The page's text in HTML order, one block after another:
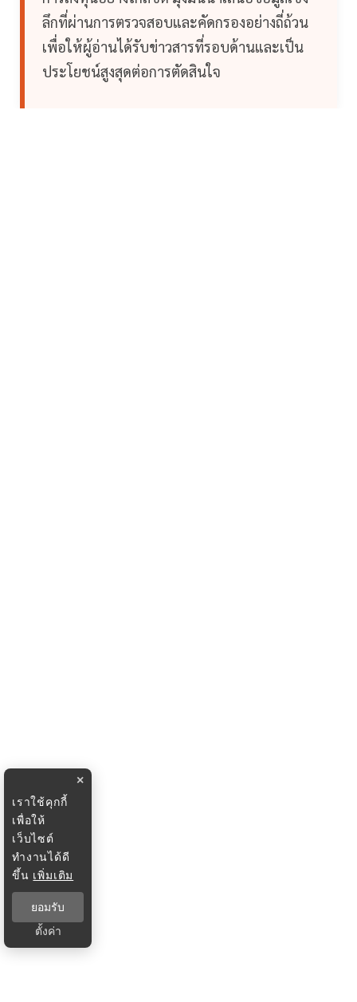
ลึกที่ผ่านการตรวจสอบและคัดกรองอย่างถี่ถ้วน
เพื่อให้ผู้อ่านได้รับข่าวสารที่รอบด้านและเป็น
ประโยชน์สูงสุดต่อการตัดสินใจ
×
เราใช้คุกกี้
เพื่อให้
เว็บไซต์
ทำงานได้ดี
ขึ้น เพิ่มเติม
ยอมรับ
ตั้งค่า